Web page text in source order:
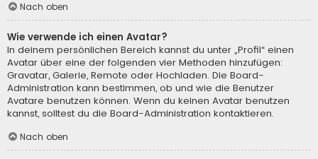
Nach oben
Wie verwende ich einen Avatar?
In deinem persönlichen Bereich kannst du unter „Profil“ einen
Avatar über eine der folgenden vier Methoden hinzufügen:
Gravatar, Galerie, Remote oder Hochladen. Die Board-
Administration kann bestimmen, ob und wie die Benutzer
Avatare benutzen können. Wenn du keinen Avatar benutzen
kannst, solltest du die Board-Administration kontaktieren.
Nach oben